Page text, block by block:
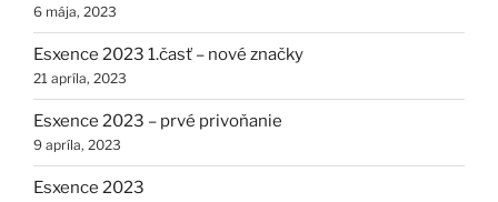
6 mája, 2023
Esxence 2023 1.časť – nové značky
21 apríla, 2023
Esxence 2023 – prvé privoňanie
9 apríla, 2023
Esxence 2023